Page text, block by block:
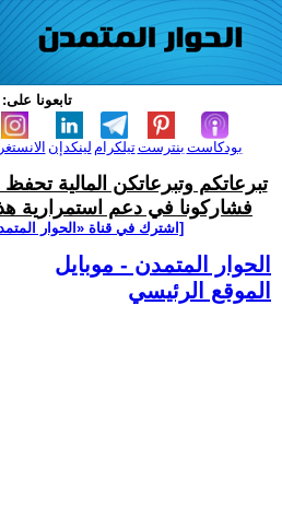
تابعونا على:
لينكدإن تيلكرامبنترست بودكاست
تبرعاتكم وتبرعاتكن المالية
فشاركونا في دعم استمرارية
[اشترك في قناة ‫«الحوار
الحوار المتمدن - موبايل
الموقع الرئيسي